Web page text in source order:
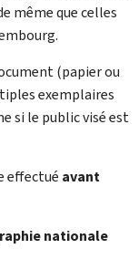
même que celles
(papier ou
exemplaires
si le public visé est
effectué avant
nationale